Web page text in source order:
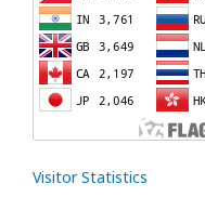
Visitor Statistics